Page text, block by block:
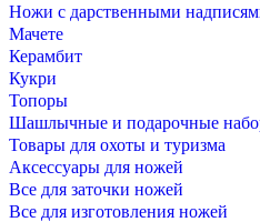
Ножи с дарственными
Мачете
Керамбит
Кукри
Топоры
Шашлычные и подарочные
Товары для охоты и туризма
Аксессуары для ножей
Все для заточки ножей
Все для изготовления ножей